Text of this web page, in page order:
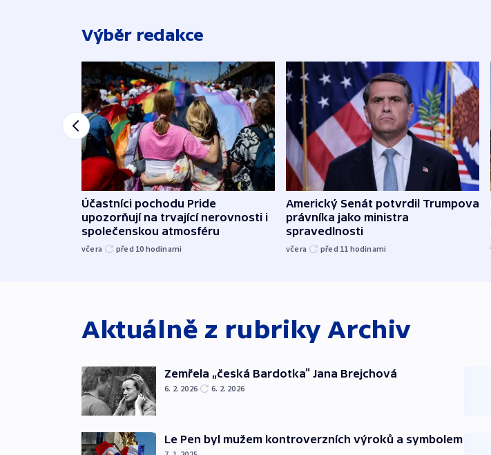
Výběr redakce
Účastníci pochodu Pride
upozorňují na trvající nerovnosti i
společenskou atmosféru
včera před 10 hodinami
Americký Senát potvrdil Trumpova
právníka jako ministra
spravedlnosti
včera před 11 hodinami
Aktuálně z rubriky Archiv
Zemřela „česká Bardotka“ Jana Brejchová
6. 2. 2026 6. 2. 2026
Le Pen byl mužem kontroverzních výroků a symbolem